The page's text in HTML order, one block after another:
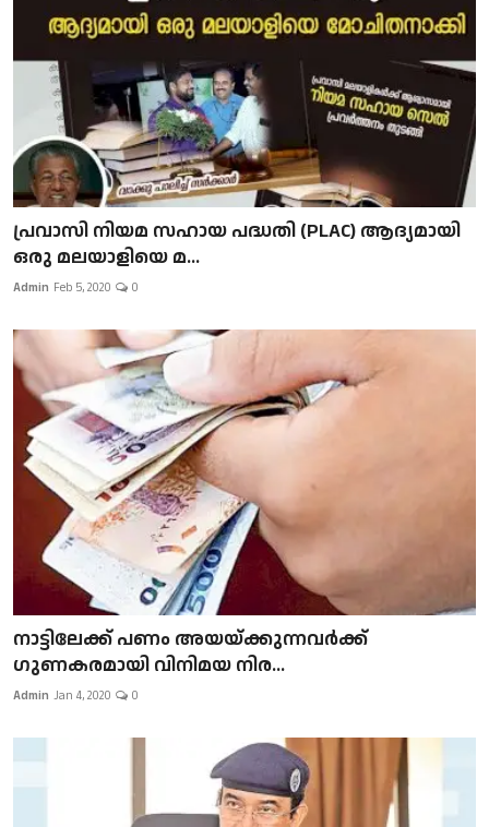
പ്രവാസി നിയമ സഹായ പദ്ധതി (PLAC) ആദ്യമായി
ഒരു മലയാളിയെ മ...
Admin Feb 5, 2020 0
നാട്ടിലേക്ക് പണം അയയ്ക്കുന്നവർക്ക്
ഗുണകരമായി വിനിമയ നിര...
Admin Jan 4, 2020 0